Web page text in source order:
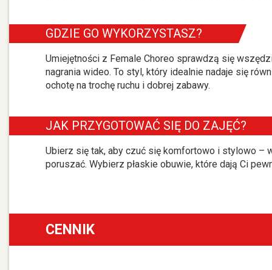
GDZIE GO WYKORZYSTASZ?
Umiejętności z Female Choreo sprawdzą się
nagrania wideo. To styl, który idealnie nadaje się
ochotę na trochę ruchu i dobrej zabawy.
JAK PRZYGOTOWAĆ SIĘ DO ZAJĘĆ?
Ubierz się tak, aby czuć się komfortowo i stylowo –
poruszać. Wybierz płaskie obuwie, które dają Ci
CENNIK